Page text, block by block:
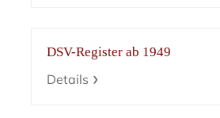
DSV-Register ab 1949
Details